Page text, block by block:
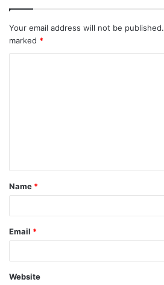
Your email address will not be published.
marked *
Name *
Email *
Website